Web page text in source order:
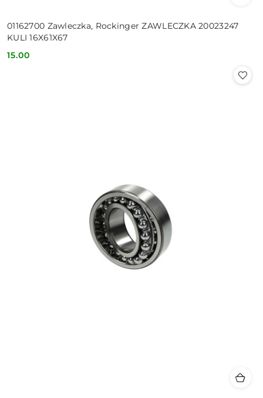
01162700 Zawleczka, Rockinger ZAWLECZKA 20023247
KULI 16X61X67
Cena:
15.00